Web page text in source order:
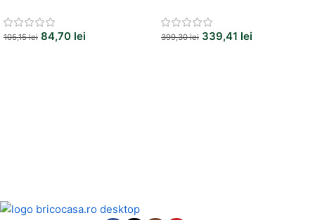
105,15lei 84,70 lei 399,30lei 339,41 lei